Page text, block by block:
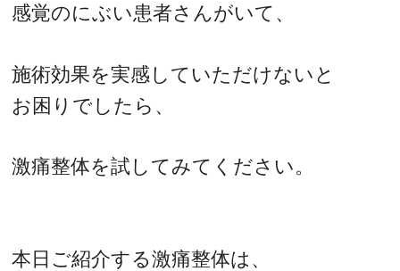
感覚のにぶい患者さんがいて、
施術効果を実感していただけないと
お困りでしたら、
激痛整体を試してみてください。
本日ご紹介する激痛整体は、